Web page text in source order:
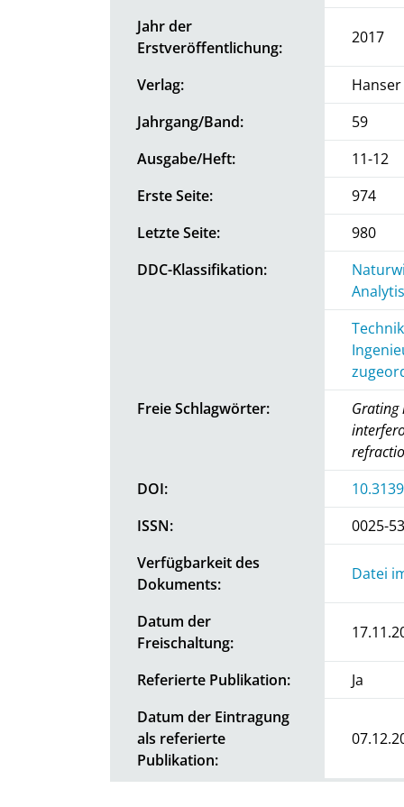
Jahr der
Erstveröffentlichung:
2017
Verlag:
Jahrgang/Band:
59
Ausgabe/Heft:
11-12
Erste Seite:
974
Letzte Seite:
980
DDC-Klassifikation:
Freie Schlagwörter:
Grating
DOI:
ISSN:
0025-
Verfügbarkeit des
Dokuments:
Datei
Datum der
Freischaltung:
Referierte Publikation:
Ja
Datum der Eintragung
als referierte
Publikation: